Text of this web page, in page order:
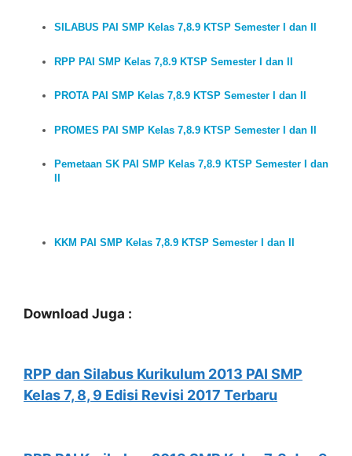
SILABUS PAI SMP Kelas 7,8.9 KTSP Semester I dan II
RPP PAI SMP Kelas 7,8.9 KTSP Semester I dan II
PROTA PAI SMP Kelas 7,8.9 KTSP Semester I dan II
PROMES PAI SMP Kelas 7,8.9 KTSP Semester I dan II
Pemetaan SK PAI SMP Kelas 7,8.9 KTSP Semester I dan
KKM PAI SMP Kelas 7,8.9 KTSP Semester I dan II
Download Juga :
RPP dan Silabus Kurikulum 2013 PAI SMP
Kelas 7, 8, 9 Edisi Revisi 2017 Terbaru